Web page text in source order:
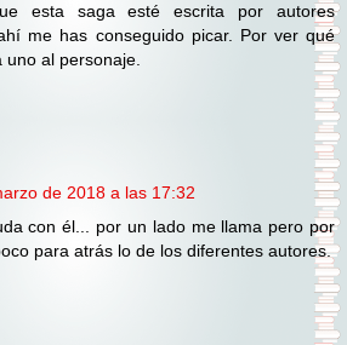
esta saga esté escrita por autores
me has conseguido picar. Por ver qué
al personaje.
de 2018 a las 17:32
con él... por un lado me llama pero por
para atrás lo de los diferentes autores.